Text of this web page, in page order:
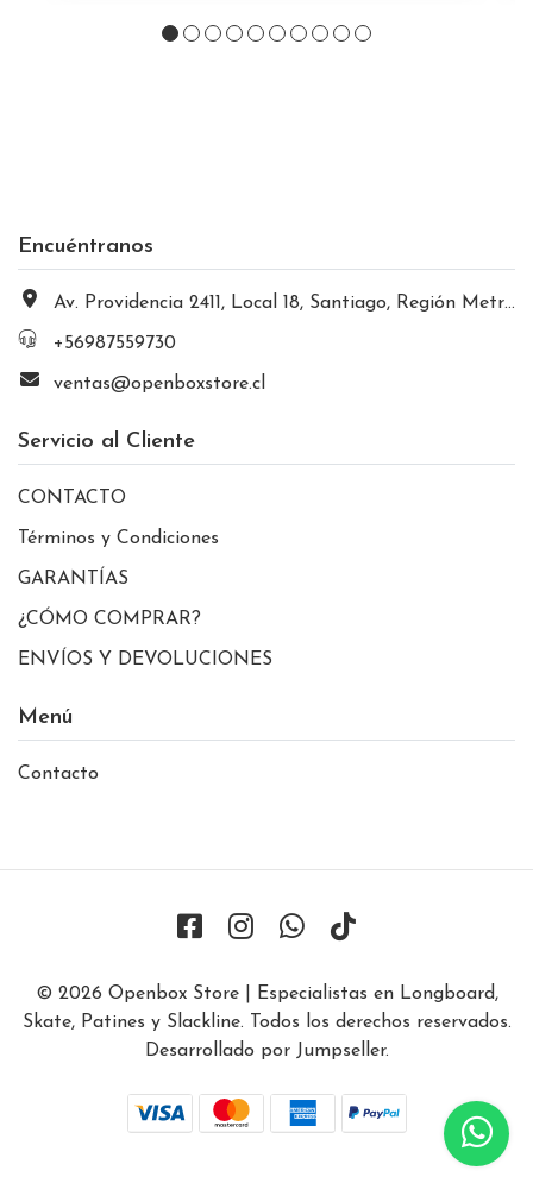
Encuéntranos
Av. Providencia 2411, Local 18, Santiago, Región Metropolitana, Chile
+56987559730
ventas@openboxstore.cl
Servicio al Cliente
CONTACTO
Términos y Condiciones
GARANTÍAS
¿CÓMO COMPRAR?
ENVÍOS Y DEVOLUCIONES
Menú
Contacto
© 2026 Openbox Store | Especialistas en Longboard,
Skate, Patines y Slackline. Todos los derechos reservados.
Desarrollado por Jumpseller.